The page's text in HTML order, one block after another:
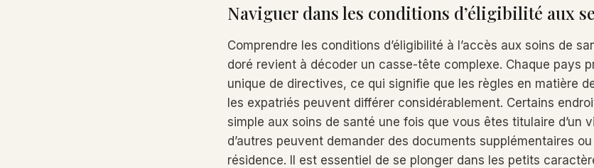
Naviguer dans les conditions d’éligibilité aux
Comprendre les conditions d’éligibilité à l’accès aux soins de
doré revient à décoder un casse-tête complexe. Chaque pays
unique de directives, ce qui signifie que les règles en matière
les expatriés peuvent différer considérablement. Certains
simple aux soins de santé une fois que vous êtes titulaire d’un
d’autres peuvent demander des documents supplémentaires
résidence. Il est essentiel de se plonger dans les petits